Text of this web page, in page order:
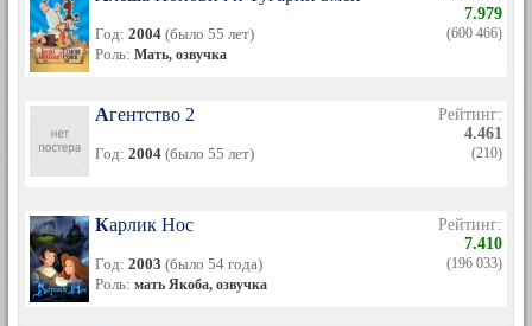
Год: 2004 (было 55 лет)
Роль: Мать, озвучка
7.979
(600 466)
Агентство 2
Год: 2004 (было 55 лет)
Рейтинг:
4.461
(210)
Карлик Нос
Год: 2003 (было 54 года)
Роль: мать Якоба, озвучка
Рейтинг:
7.410
(196 033)